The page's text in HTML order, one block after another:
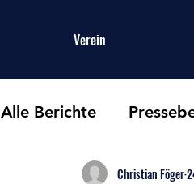
Verein
Alle Berichte
Christian Föger